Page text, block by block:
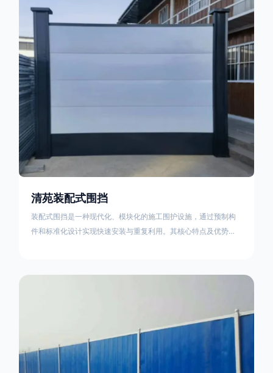
清苑装配式围挡
装配式围挡是一种现代化、模块化的施工围护设施，通过预制构
件和标准化设计实现快速安装与重复利用。其核心特点及优势如
撑、横撑加强筋等部件增强整体稳定性立柱规格：通常为